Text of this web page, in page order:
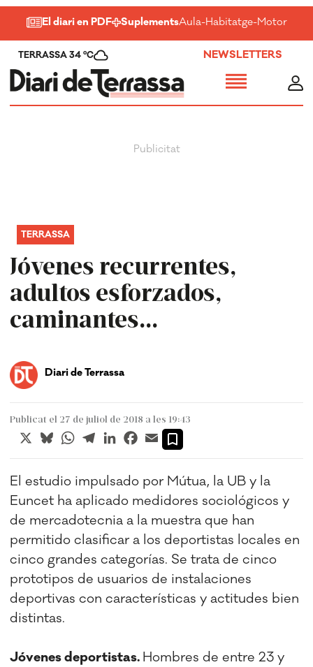
El diari en PDF SuplementsAula-Habitatge-Motor-
TERRASSA 34 ºC NEWSLETTERS
Jóvenes recurrentes,
adultos esforzados,
caminantes...
TERRASSA
Diari de Terrassa
Publicat el 27 de juliol de 2018 a les 19:43
X BlueskyWhatsApp
TelegramLinkedInFacebook
Email
El estudio impulsado por Mútua, la UB y la
Euncet ha aplicado medidores sociológicos y
de mercadotecnia a la muestra que han
permitido clasificar a los deportistas locales en
cinco grandes categorías. Se trata de cinco
prototipos de usuarios de instalaciones
deportivas con características y actitudes bien
distintas.
Jóvenes deportistas. Hombres de entre 23 y